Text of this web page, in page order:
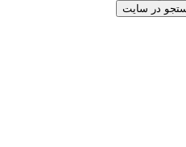
در سایت